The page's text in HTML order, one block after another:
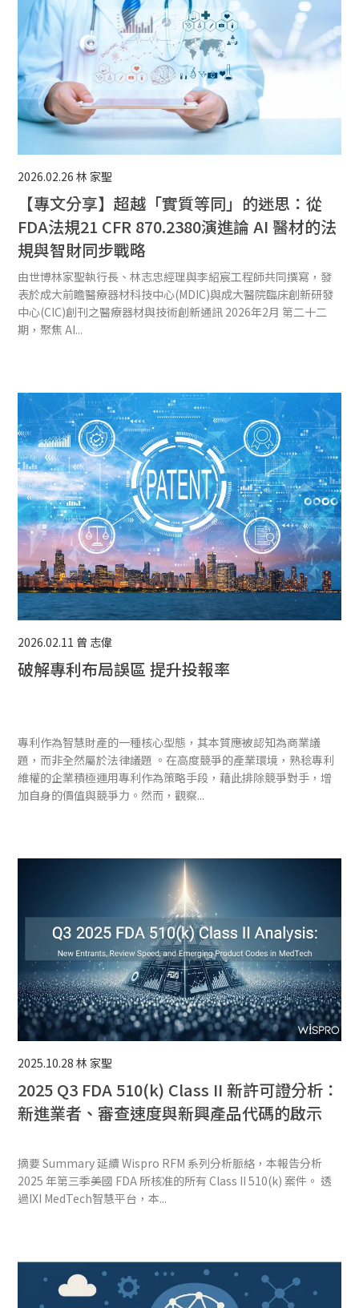
2026.02.26 林 家聖
【專文分享】超越「實質等同」的迷思：從
FDA法規21 CFR 870.2380演進論 AI 醫材的法
規與智財同步戰略
由世博林家聖執行長、林志忠經理與李紹宸工程師共同撰寫，發
表於成大前瞻醫療器材科技中心(MDIC)與成大醫院臨床創新研發
中心(CIC)創刊之醫療器材與技術創新通訊 2026年2月 第二十二
期，聚焦 AI...
2026.02.11 曾 志偉
破解專利布局誤區 提升投報率
專利作為智慧財產的一種核心型態，其本質應被認知為商業議
題，而非全然屬於法律議題 。在高度競爭的產業環境，熟稔專利
維權的企業積極運用專利作為策略手段，藉此排除競爭對手，增
加自身的價值與競爭力。然而，觀察...
2025.10.28 林 家聖
2025 Q3 FDA 510(k) Class II 新許可證分析：
新進業者、審查速度與新興產品代碼的啟示
摘要 Summary 延續 Wispro RFM 系列分析脈絡，本報告分析
2025 年第三季美國 FDA 所核准的所有 Class II 510(k) 案件。 透
過IXI MedTech智慧平台，本...